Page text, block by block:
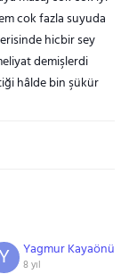
cok fazla suyuda
hicbir sey
demişlerdi
hâlde bin şükür
Yagmur Kayaönü
8 yıl
Y